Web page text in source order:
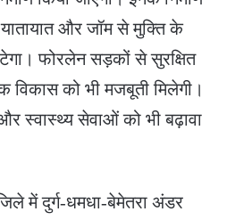
और जॉम से मुक्ति के
फोरलेन सड़कों से सुरक्षित
विकास को भी मजबूती मिलेगी।
स्वास्थ्य सेवाओं को भी बढ़ावा
में दुर्ग-धमधा-बेमेतरा अंडर